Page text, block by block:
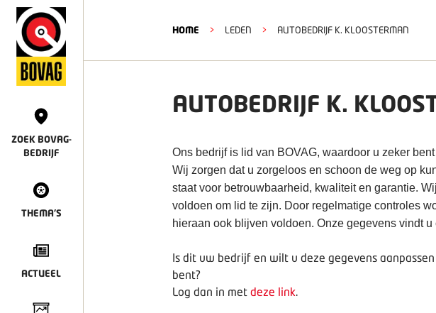
ZOEK BOVAG-
BEDRIJF
THEMA'S
ACTUEEL
HOME > LEDEN > AUTOBEDRIJF K. KLOOSTERMAN
AUTOBEDRIJF K.
Ons bedrijf is lid van BOVAG, waardoor u zeker
Wij zorgen dat u zorgeloos en schoon de weg op
staat voor betrouwbaarheid, kwaliteit en garantie.
voldoen om lid te zijn. Door regelmatige controles
hieraan ook blijven voldoen. Onze gegevens vindt u
Is dit uw bedrijf en wilt u deze gegevens
bent?
Log dan in met deze link.